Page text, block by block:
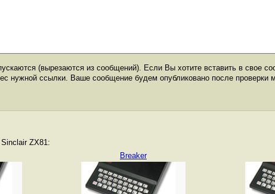
(вырезаются из сообщений). Если Вы хотите вставить в свое
нужной ссылки. Ваше сообщение будем опубликовано после проверки
ZX81:
Breaker